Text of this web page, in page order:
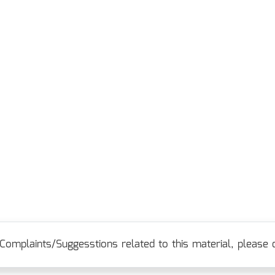
Suggesstions related to this material, please